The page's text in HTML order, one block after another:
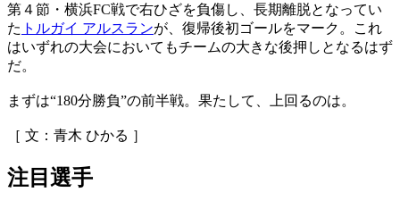
第４節・横浜FC戦で右ひざを負傷し、長期離脱となってい
た トルガイ アルスランが、復帰後初ゴールをマーク。これ
はいずれの大会においてもチームの大きな後押しとなるはず
だ。
まずは“180分勝負”の前半戦。果たして、上回るのは。
［ 文：青木 ひかる ］
注目選手